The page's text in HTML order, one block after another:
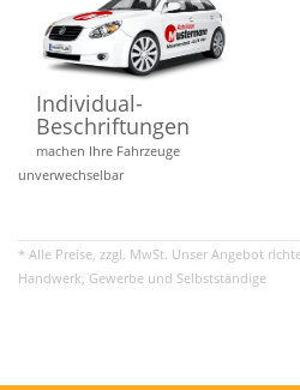
Individual-
Beschriftungen
machen Ihre Fahrzeuge
unverwechselbar
* Alle Preise, zzgl. MwSt. Unser Angebot
Handwerk, Gewerbe und Selbstständige